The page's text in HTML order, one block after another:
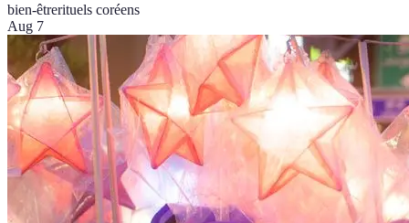
bien-êtrerituels coréens
Aug 7